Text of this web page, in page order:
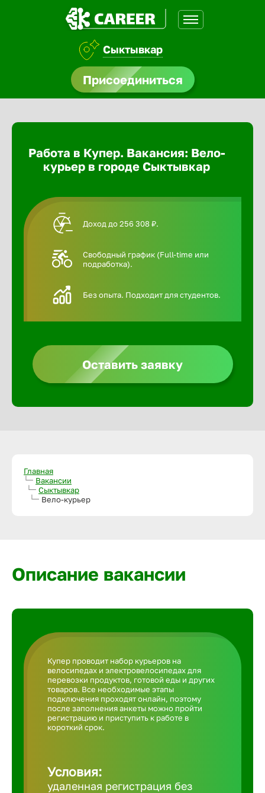
Сыктывкар
Присоединиться
Абакан
Анадырь
Работа в Купер. Вакансия: Вело-
курьер в городе Сыктывкар
Доход до 256 308 ₽.
Свободный график (Full-time или
подработка).
Без опыта. Подходит для студентов.
Оставить заявку
Главная
Вакансии
Сыктывкар
Вело-курьер
Описание вакансии
Купер проводит набор курьеров на
велосипедах и электровелосипедах для
перевозки продуктов, готовой еды и других
товаров. Все необходимые этапы
подключения проходят онлайн, поэтому
после заполнения анкеты можно пройти
регистрацию и приступить к работе в
короткий срок.
Условия:
удаленная регистрация без